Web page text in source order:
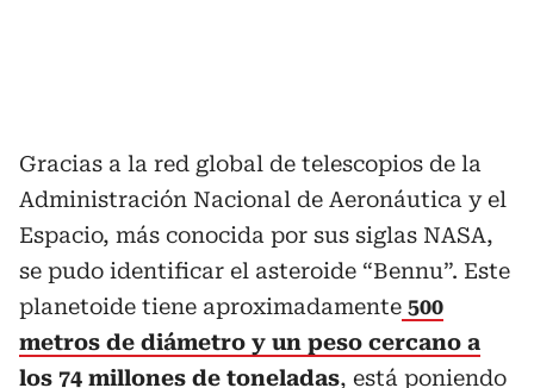
Gracias a la red global de telescopios de la
Administración Nacional de Aeronáutica y el
Espacio, más conocida por sus siglas NASA,
se pudo identificar el asteroide “Bennu”. Este
planetoide tiene aproximadamente 500
metros de diámetro y un peso cercano a
los 74 millones de toneladas, está poniendo